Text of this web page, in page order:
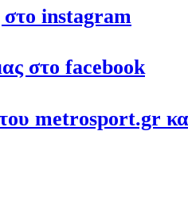
instagram
στο facebook
του metrosport.gr